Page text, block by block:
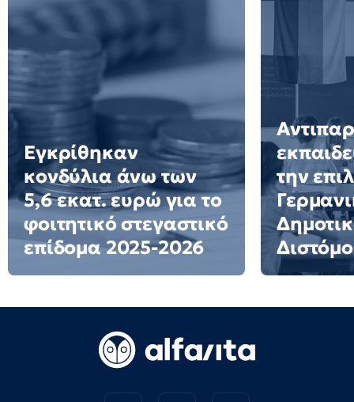
Εγκρίθηκαν
κονδύλια άνω των
5,6 εκατ. ευρώ για το
φοιτητικό στεγαστικό
επίδομα 2025-2026
την